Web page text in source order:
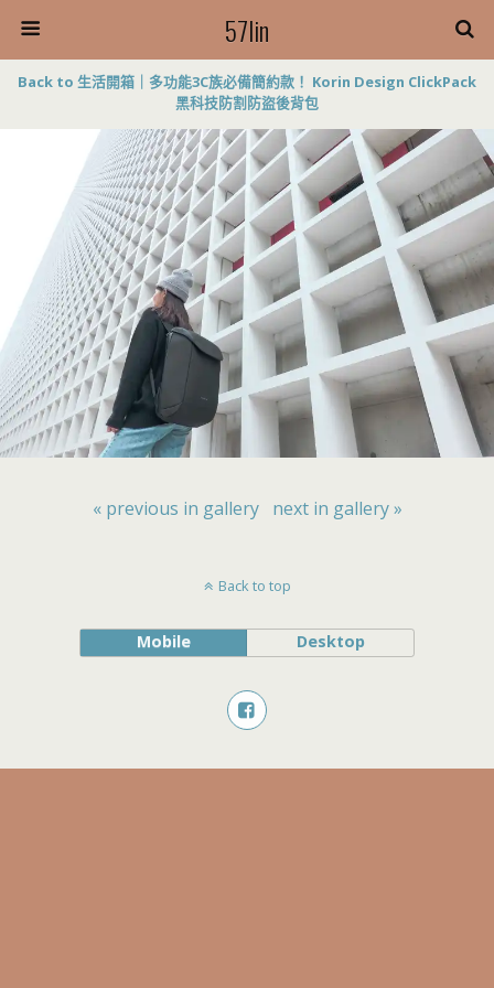
57lin
Back to 生活開箱｜多功能3C族必備簡約款！ Korin Design ClickPack
黑科技防割防盜後背包
« previous in gallery next in gallery »
Back to top
Mobile Desktop